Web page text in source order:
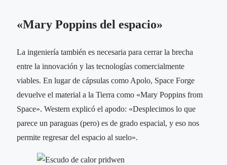
«Mary Poppins del espacio»
La ingeniería también es necesaria para cerrar la brecha
entre la innovación y las tecnologías comercialmente
viables. En lugar de cápsulas como Apolo, Space Forge
devuelve el material a la Tierra como «Mary Poppins from
Space». Western explicó el apodo: «Desplecimos lo que
parece un paraguas (pero) es de grado espacial, y eso nos
permite regresar del espacio al suelo».